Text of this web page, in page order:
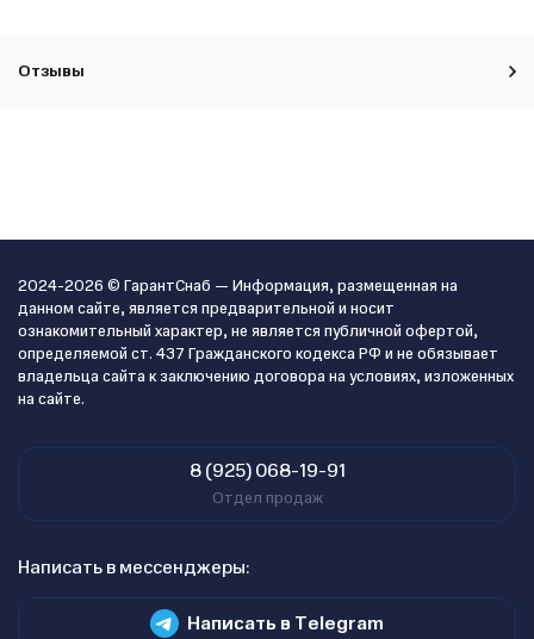
Отзывы
2024-2026 © ГарантСнаб — Информация, размещенная на
данном сайте, является предварительной и носит
ознакомительный характер, не является публичной офертой,
определяемой ст. 437 Гражданского кодекса РФ и не обязывает
владельца сайта к заключению договора на условиях, изложенных
на сайте.
8 (925) 068-19-91
Отдел продаж
Написать в мессенджеры:
Написать в Telegram